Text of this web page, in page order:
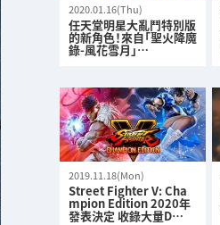
2020.01.16(Thu)
任天堂明星大亂鬥特別版
的新角色！來自「聖火降魔
錄-風花雪月」…
2019.11.18(Mon)
Street Fighter V: Cha
mpion Edition 2020年
發表決定 收錄大量D…